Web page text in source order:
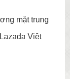
mặt trung
Việt